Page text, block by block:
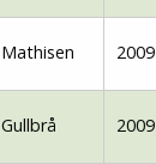
Mathisen 2009
Gullbrå 2009